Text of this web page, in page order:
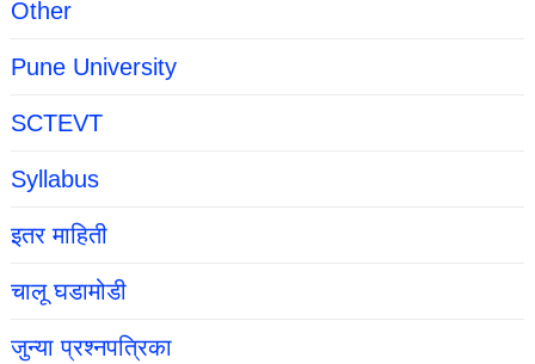
Other
Pune University
SCTEVT
Syllabus
इतर माहिती
चालू घडामोडी
जुन्या प्रश्नपत्रिका